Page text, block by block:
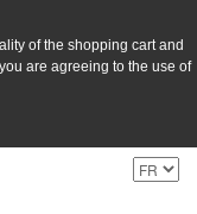
of the shopping cart and
are agreeing to the use of